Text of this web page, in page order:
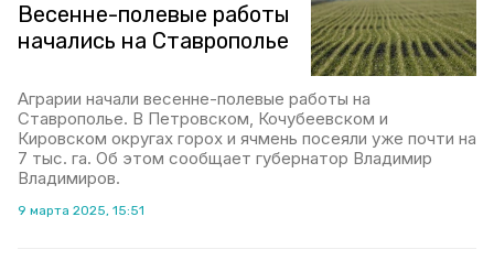
Весенне-полевые работы
начались на Ставрополье
Аграрии начали весенне-полевые работы на
Ставрополье. В Петровском, Кочубеевском и
Кировском округах горох и ячмень посеяли уже почти на
7 тыс. га. Об этом сообщает губернатор Владимир
Владимиров.
9 марта 2025, 15:51